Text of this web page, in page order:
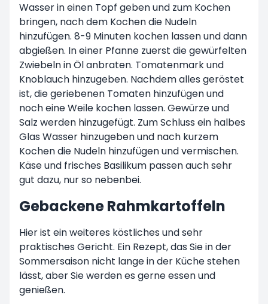
Wasser in einen Topf geben und zum Kochen
bringen, nach dem Kochen die Nudeln
hinzufügen. 8-9 Minuten kochen lassen und dann
abgießen. In einer Pfanne zuerst die gewürfelten
Zwiebeln in Öl anbraten. Tomatenmark und
Knoblauch hinzugeben. Nachdem alles geröstet
ist, die geriebenen Tomaten hinzufügen und
noch eine Weile kochen lassen. Gewürze und
Salz werden hinzugefügt. Zum Schluss ein halbes
Glas Wasser hinzugeben und nach kurzem
Kochen die Nudeln hinzufügen und vermischen.
Käse und frisches Basilikum passen auch sehr
gut dazu, nur so nebenbei.
Gebackene Rahmkartoffeln
Hier ist ein weiteres köstliches und sehr
praktisches Gericht. Ein Rezept, das Sie in der
Sommersaison nicht lange in der Küche stehen
lässt, aber Sie werden es gerne essen und
genießen.